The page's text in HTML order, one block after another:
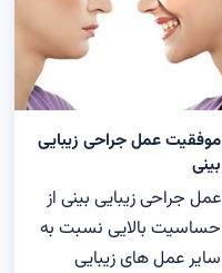
موفقیت عمل جراحی زیبایی
بینی
عمل جراحی زیبایی بینی از
حساسیت بالایی نسبت به
سایر عمل‌ های زیبایی